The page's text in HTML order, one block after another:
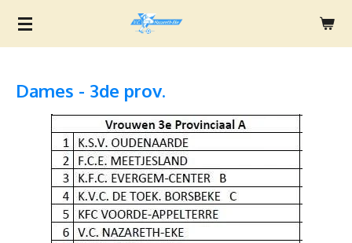
Ga
hoofdinhoud
Dames - 3de prov.